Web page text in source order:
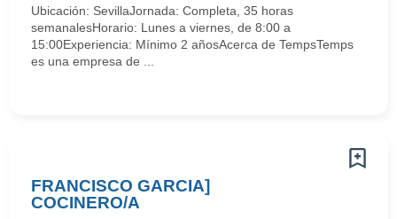
Ubicación: SevillaJornada: Completa, 35 horas
semanalesHorario: Lunes a viernes, de 8:00 a
15:00Experiencia: Mínimo 2 añosAcerca de TempsTemps
es una empresa de ...
FRANCISCO GARCIA]
COCINERO/A